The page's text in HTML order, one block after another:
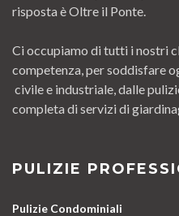
risposta è Oltre il Ponte.
Ci occupiamo di tutti i nostri
competenza, per soddisfare
civile e industriale, dalle
completa di servizi di
PULIZIE
Pulizie Condominiali